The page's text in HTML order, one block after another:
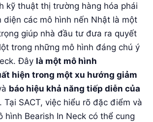
kỹ thuật thị trường hàng hóa phái
diện các mô hình nến Nhật là một
giúp nhà đầu tư đưa ra quyết
trong những mô hình đáng chú ý
Đây là một mô hình
hiện trong một xu hướng giảm
báo hiệu khả năng tiếp diễn của
. Tại SACT, việc hiểu rõ đặc điểm và
hình Bearish In Neck có thể cung